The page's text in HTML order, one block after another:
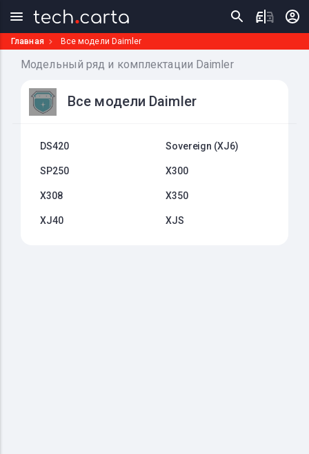
Главная Все модели Daimler
Модельный ряд и комплектации Daimler
Все модели Daimler
DS420 Sovereign (XJ6)
SP250 X300
X308 X350
XJ40 XJS